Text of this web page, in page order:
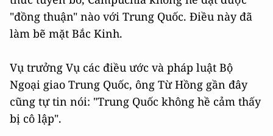
"đồng thuận" nào với Trung Quốc. Điều này đã
làm bẽ mặt Bắc Kinh.
Vụ trưởng Vụ các điều ước và pháp luật Bộ
Ngoại giao Trung Quốc, ông Từ Hồng gần đây
cũng tự tin nói: "Trung Quốc không hề cảm thấy
bị cô lập".